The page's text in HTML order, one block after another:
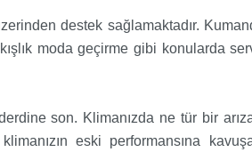
destek sağlamaktadır.
moda geçirme gibi konularda
son. Klimanızda ne tür bir
eski performansına